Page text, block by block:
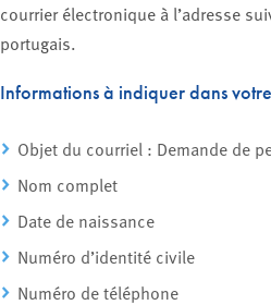
courrier électronique à l’adresse
portugais.
Informations à indiquer dans
Objet du courriel : Demande de
Nom complet
Date de naissance
Numéro d’identité civile
Numéro de téléphone